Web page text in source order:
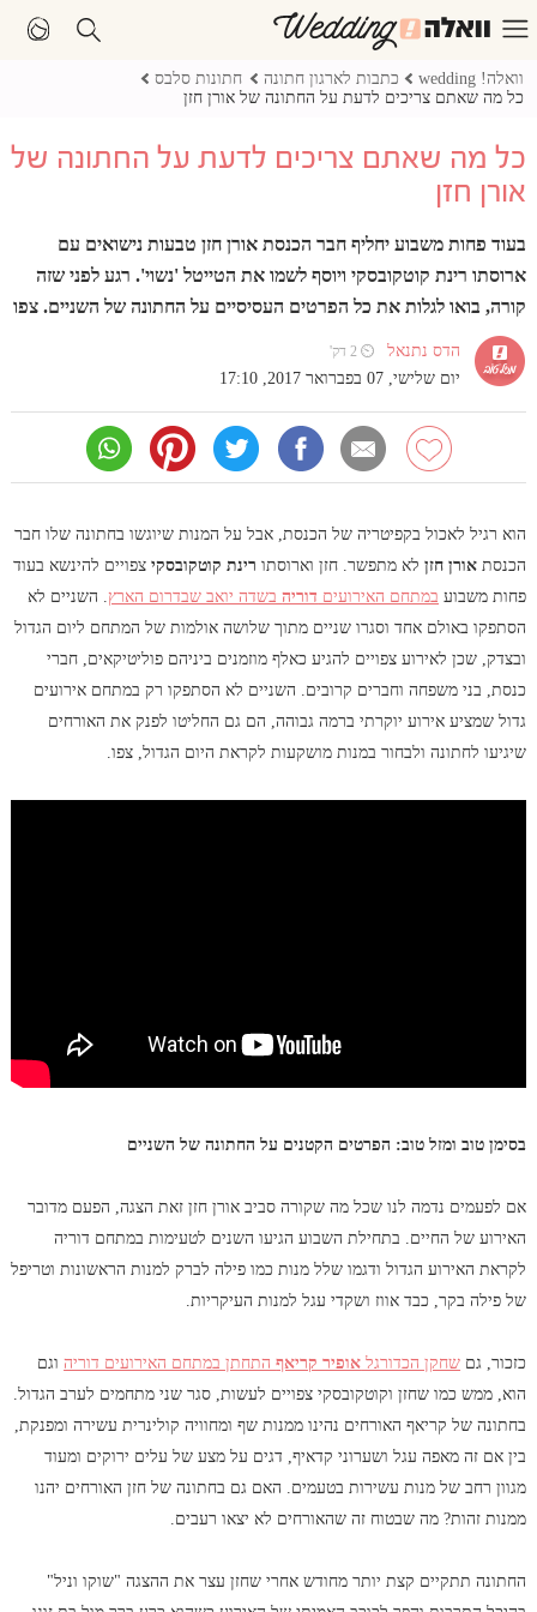
וואלה! wedding כתבות לארגון חתונה
חתונות סלבס
כל מה שאתם צריכים לדעת על החתונה של אורן חזן
כל מה שאתם צריכים לדעת על החתונה של
אורן חזן
בעוד פחות משבוע יחליף חבר הכנסת אורן חזן טבעות נישואים עם
ארוסתו רינת קוטקובסקי ויוסף לשמו את הטייטל 'נשוי'. רגע לפני שזה
קורה, בואו לגלות את כל הפרטים העסיסיים על החתונה של השניים. צפו
הדס נתנאל ⏲ 2 דק'
יום שלישי, 07 בפברואר 2017, 17:10
הוא רגיל לאכול בקפיטריה של הכנסת, אבל על המנות שיוגשו בחתונה שלו חבר
הכנסת אורן חזן לא מתפשר. חזן וארוסתו רינת קוטקובסקיצפויים להינשא בעוד
פחות משבוע במתחם האירועים דוריהבשדה יואב שבדרום הארץ. השניים לא
הסתפקו באולם אחד וסגרו שניים מתוך שלושה אולמות של המתחם ליום הגדול
ובצדק, שכן לאירוע צפויים להגיע כאלף מוזמנים ביניהם פוליטיקאים, חברי
כנסת, בני משפחה וחברים קרובים. השניים לא הסתפקו רק במתחם אירועים
גדול שמציע אירוע יוקרתי ברמה גבוהה, הם גם החליטו לפנק את האורחים
שיגיעו לחתונה ולבחור במנות מושקעות לקראת היום הגדול, צפו.
בסימן טוב ומזל טוב: הפרטים הקטנים על החתונה של השניים
אם לפעמים נדמה לנו שכל מה שקורה סביב אורן חזן זאת הצגה, הפעם מדובר
האירוע של החיים. בתחילת השבוע הגיעו השנים לטעימות במתחם דוריה
לקראת האירוע הגדול ודגמו שלל מנות כמו פילה לברק למנות הראשונות וטריפל
של פילה בקר, כבד אווז ושקדי עגל למנות העיקריות.
כזכור, גם שחקן הכדורגל אופיר קריאףהתחתן במתחם האירועים דוריהוגם
הוא, ממש כמו שחזן וקוטקובסקי צפויים לעשות, סגר שני מתחמים לערב הגדול.
בחתונה של קריאף האורחים נהינו ממנות שף ומחוויה קולינרית עשירה ומפנקת,
בין אם זה מאפה עגל ושערוני קדאיף, דגים על מצע של עלים ירוקים ומעוד
מגוון רחב של מנות עשירות בטעמים. האם גם בחתונה של חזן האורחים יהנו
ממנות זהות? מה שבטוח זה שהאורחים לא יצאו רעבים.
החתונה תתקיים קצת יותר מחודש אחרי שחזן עצר את ההצגה "שוקו וניל"